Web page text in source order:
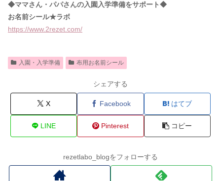
◆ママさん・パパさんの入園入学準備をサポート◆
お名前シール★ラボ
https://www.2rezet.com/
入園・入学準備 布用お名前シール
シェアする
X Facebook はてブ
LINE Pinterest コピー
rezetlabo_blogをフォローする